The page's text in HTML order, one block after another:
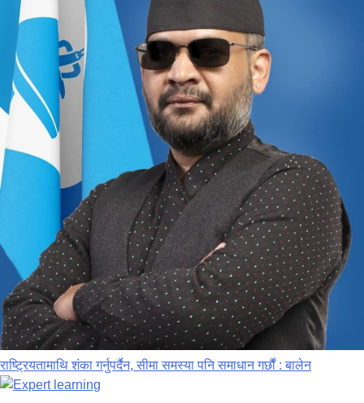
राष्ट्रियतामाथि शंका गर्नुपर्दैन, सीमा समस्या पनि समाधान गर्छौं : बालेन